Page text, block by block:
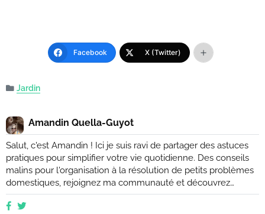
Facebook X (Twitter)
Jardin
Amandin Quella-Guyot
Salut, c'est Amandin ! Ici je suis ravi de partager des astuces
pratiques pour simplifier votre vie quotidienne. Des conseils
malins pour l'organisation à la résolution de petits problèmes
domestiques, rejoignez ma communauté et découvrez
comment rendre votre quotidien plus facile et plus efficace.
Que vous soyez novice ou expert, ensemble, nous